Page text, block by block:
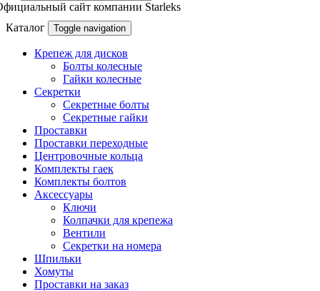
сайт компании Starleks
Каталог
Toggle navigation
Крепеж для дисков
Болты колесные
Гайки колесные
Секретки
Секретные болты
Секретные гайки
Проставки
Проставки переходные
Центровочные кольца
Комплекты гаек
Комплекты болтов
Аксессуары
Ключи
Колпачки для крепежа
Вентили
Секретки на номера
Шпильки
Хомуты
Проставки на заказ